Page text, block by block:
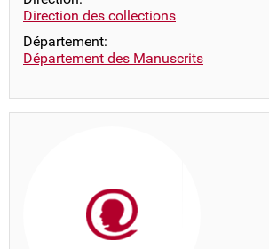
Direction des collections
Département:
Département des Manuscrits